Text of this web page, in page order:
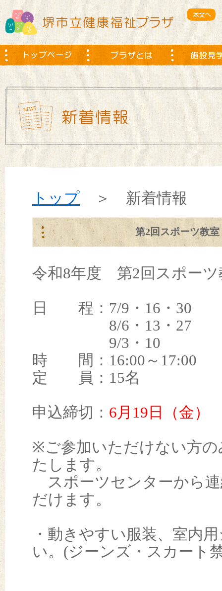
トップ ＞ 新着情報
第2回スポーツ教
令和8年度 第2回スポー
日 程：7/9・16・30
8/6・13・27
9/3・10
時 間：16:00～17:00
定 員：15名
申込締切： 6月19日（金）
※ご参加いただけない方の
たします。
スポーツセンターから
だけます。
・動きやすい服装、室内
い。(ジーンズ・スカート